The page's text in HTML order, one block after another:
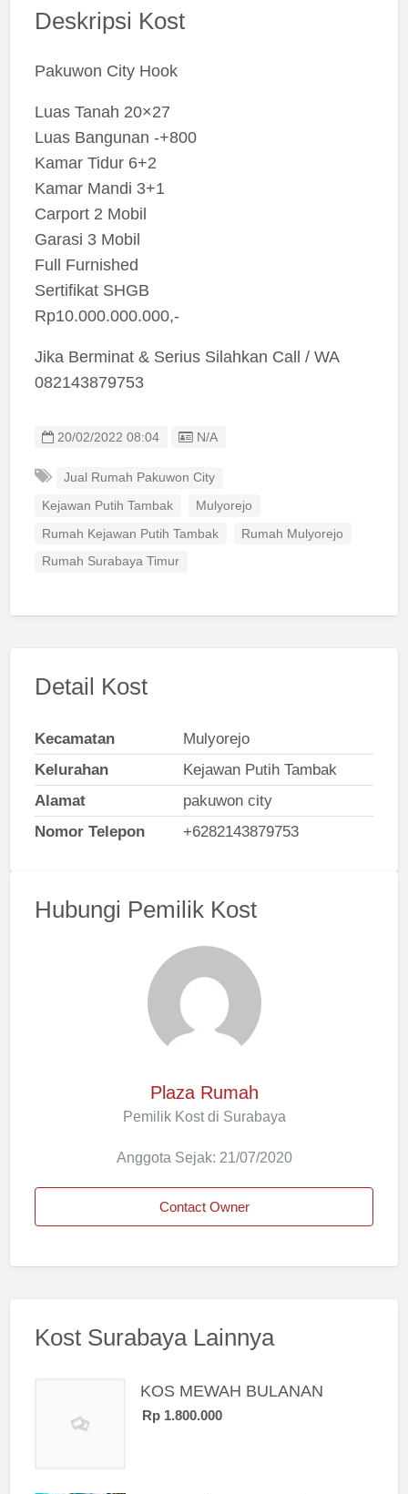
Deskripsi Kost
Pakuwon City Hook
Luas Tanah 20×27
Luas Bangunan -+800
Kamar Tidur 6+2
Kamar Mandi 3+1
Carport 2 Mobil
Garasi 3 Mobil
Full Furnished
Sertifikat SHGB
Rp10.000.000.000,-
Jika Berminat & Serius Silahkan Call / WA
082143879753
20/02/2022 08:04 Listing ID
N/A
Jual Rumah Pakuwon City
Kejawan Putih Tambak Mulyorejo
Rumah Kejawan Putih Tambak Rumah Mulyorejo
Rumah Surabaya Timur
Detail Kost
Kecamatan
Mulyorejo
Kelurahan
Kejawan Putih Tambak
Alamat
pakuwon city
Nomor Telepon
+6282143879753
Hubungi Pemilik Kost
Plaza Rumah
Pemilik Kost di Surabaya
Anggota Sejak: 21/07/2020
Contact Owner
Kost Surabaya Lainnya
KOS MEWAH BULANAN
Rp 1.800.000